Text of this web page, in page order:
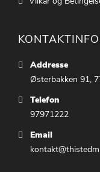
Addresse
Østerbakken 91,
Telefon
97971222
Email